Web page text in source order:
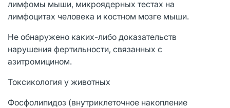
лимфомы мыши, микроядерных тестах на
лимфоцитах человека и костном мозге мыши.
Не обнаружено каких-либо доказательств
нарушения фертильности, связанных с
азитромицином.
Токсикология у животных
Фосфолипидоз (внутриклеточное накопление